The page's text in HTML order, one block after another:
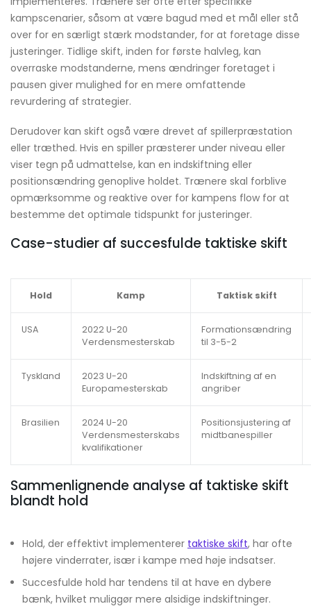
kampscenarier, såsom at være bagud med et mål eller stå
over for en særligt stærk modstander, for at foretage disse
justeringer. Tidlige skift, inden for første halvleg, kan
overraske modstanderne, mens ændringer foretaget i
pausen giver mulighed for en mere omfattende
revurdering af strategier.
Derudover kan skift også være drevet af spillerpræstation
eller træthed. Hvis en spiller præsterer under niveau eller
viser tegn på udmattelse, kan en indskiftning eller
positionsændring genoplive holdet. Trænere skal forblive
opmærksomme og reaktive over for kampens flow for at
bestemme det optimale tidspunkt for justeringer.
Case-studier af succesfulde taktiske skift
Hold Kamp Taktisk skift
USA
2022 U-20
Verdensmesterskab
Formationsændring
til 3-5-2
Tyskland
2023 U-20
Europamesterskab
Indskiftning af en
angriber
Brasilien
2024 U-20
Verdensmesterskabs
kvalifikationer
Positionsjustering af
midtbanespiller
Sammenlignende analyse af taktiske skift
blandt hold
Hold, der effektivt implementerer taktiske skift, har ofte
højere vinderrater, især i kampe med høje indsatser.
Succesfulde hold har tendens til at have en dybere
bænk, hvilket muliggør mere alsidige indskiftninger.